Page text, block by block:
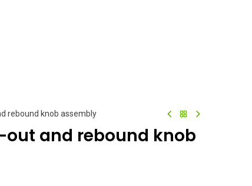
rebound knob assembly
and rebound knob